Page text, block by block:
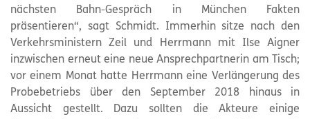
nächsten Bahn-Gespräch in München Fakten
präsentieren“, sagt Schmidt. Immerhin sitze nach den
Verkehrsministern Zeil und Herrmann mit Ilse Aigner
inzwischen erneut eine neue Ansprechpartnerin am Tisch;
vor einem Monat hatte Herrmann eine Verlängerung des
Probebetriebs über den September 2018 hinaus in
Aussicht gestellt. Dazu sollten die Akteure einige